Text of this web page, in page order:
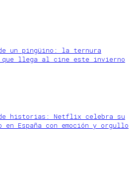
un pingüino: la ternura
que llega al cine este invierno
historias: Netflix celebra su
en España con emoción y orgullo